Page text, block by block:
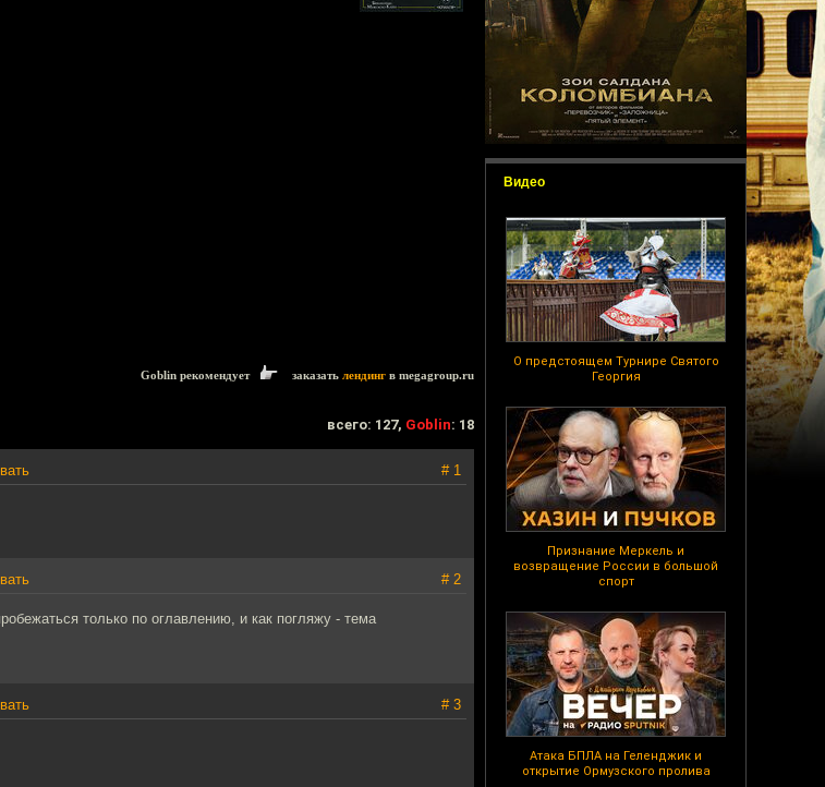
Видео
О предстоящем Турнире Святого
Георгия
Признание Меркель и
возвращение России в большой
спорт
Атака БПЛА на Геленджик и
открытие Ормузского пролива
Goblin рекомендует заказать лендинг в megagroup.ru
всего: 127, Goblin: 18
# 1
# 2
только по оглавлению, и как погляжу - тема
# 3